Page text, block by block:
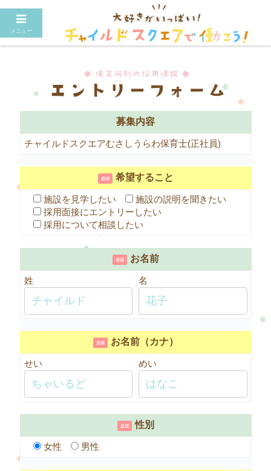
募集内容
チャイルドスクエアむさしうらわ保育士(正社員)
必須 希望すること
施設を見学したい
施設の説明を聞きたい
採用面接にエントリーしたい
採用について相談したい
必須 お名前
姓 名
必須 お名前（カナ）
せい めい
必須 性別
女性 男性
メニュー